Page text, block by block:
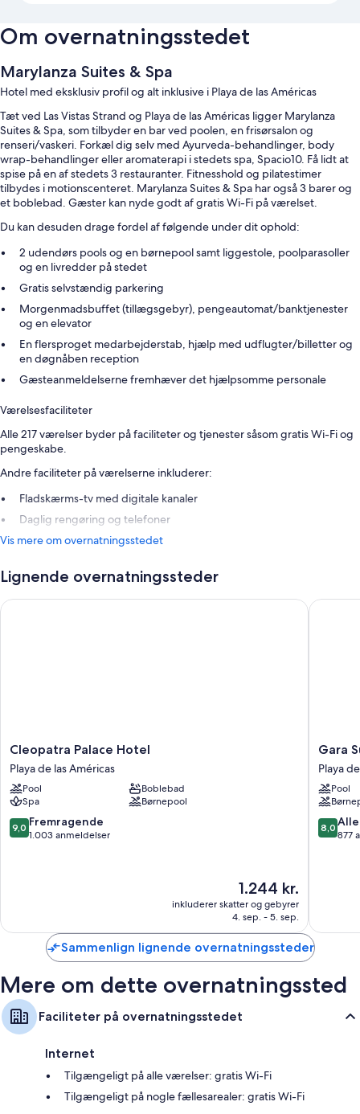
Om overnatningsstedet
Marylanza Suites & Spa
Hotel med eksklusiv profil og alt inklusive i Playa de las Américas
Tæt ved Las Vistas Strand og Playa de las Américas ligger Marylanza
Suites & Spa, som tilbyder en bar ved poolen, en frisørsalon og
renseri/vaskeri. Forkæl dig selv med Ayurveda-behandlinger, body
wrap-behandlinger eller aromaterapi i stedets spa, Spacio10. Få lidt at
spise på en af stedets 3 restauranter. Fitnesshold og pilatestimer
tilbydes i motionscenteret. Marylanza Suites & Spa har også 3 barer og
et boblebad. Gæster kan nyde godt af gratis Wi-Fi på værelset.
Du kan desuden drage fordel af følgende under dit ophold:
2 udendørs pools og en børnepool samt liggestole, poolparasoller
og en livredder på stedet
Gratis selvstændig parkering
Morgenmadsbuffet (tillægsgebyr), pengeautomat/banktjenester
og en elevator
En flersproget medarbejderstab, hjælp med udflugter/billetter og
en døgnåben reception
Gæsteanmeldelserne fremhæver det hjælpsomme personale
Værelsesfaciliteter
Alle 217 værelser byder på faciliteter og tjenester såsom gratis Wi-Fi og
pengeskabe.
Andre faciliteter på værelserne inkluderer:
Fladskærms-tv med digitale kanaler
Daglig rengøring og telefoner
Vis mere om overnatningsstedet
Lignende overnatningssteder
Cleopatra
Palace
Hotel
Playa
de
las
Américas
Cleopatra Palace Hotel
Playa de las Américas
Pool
Boblebad
Spa
Børnepool
9.0
ud
9,0 Fremragende
1.003 anmeldelser
Prisen
er
1.244 kr.
1.244 kr.
inkluderer skatter og gebyrer
4. sep. - 5. sep.
Cleopatra Palace Hotel
Gara
Suites
Golf
&
SPA
Playa
de
Gara
Playa
Pool
8.0
ud
8,0
877
Gara
Sammenlign lignende overnatningssteder
Mere om dette overnatningssted
Faciliteter på overnatningsstedet
Internet
Tilgængeligt på alle værelser: gratis Wi-Fi
Tilgængeligt på nogle fællesarealer: gratis Wi-Fi